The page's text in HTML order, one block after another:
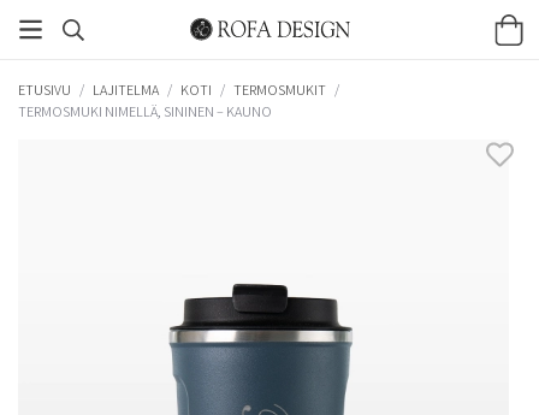
ETUSIVU / LAJITELMA / KOTI / TERMOSMUKIT /
TERMOSMUKI NIMELLÄ, SININEN – KAUNO